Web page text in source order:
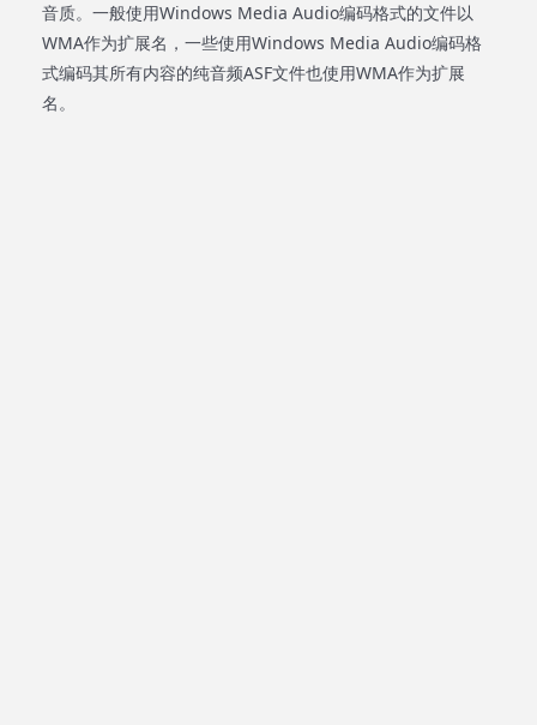
音质。一般使用Windows Media Audio编码格式的文件以
WMA作为扩展名，一些使用Windows Media Audio编码格
式编码其所有内容的纯音频ASF文件也使用WMA作为扩展
名。